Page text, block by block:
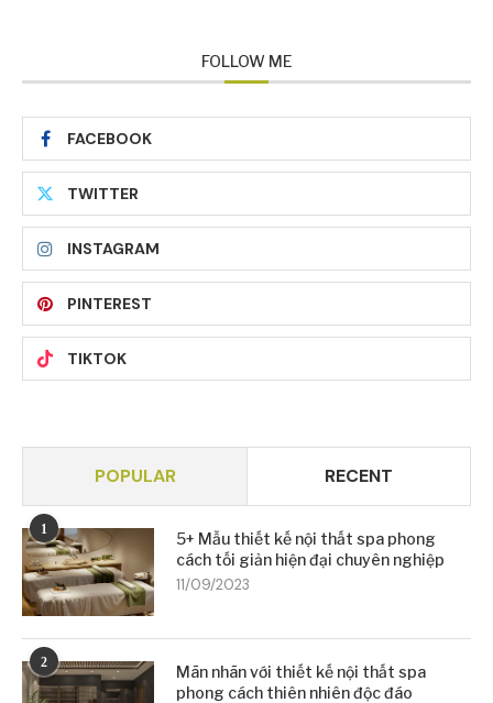
FOLLOW ME
FACEBOOK
TWITTER
INSTAGRAM
PINTEREST
TIKTOK
POPULAR RECENT
1
5+ Mẫu thiết kế nội thất spa phong
cách tối giản hiện đại chuyên nghiệp
11/09/2023
2
Mãn nhãn với thiết kế nội thất spa
phong cách thiên nhiên độc đáo